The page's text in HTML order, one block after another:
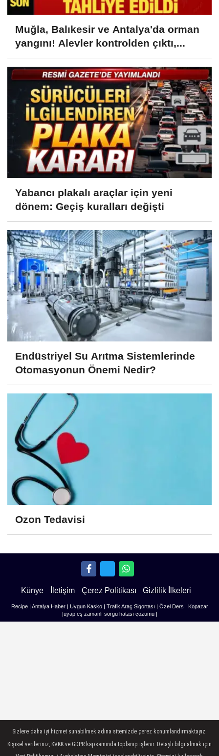
Muğla, Balıkesir ve Antalya'da orman
yangını! Alevler kontrolden çıktı,...
Yabancı plakalı araçlar için yeni
dönem: Geçiş kuralları değişti
Endüstriyel Su Arıtma Sistemlerinde
Otomasyonun Önemi Nedir?
Ozon Tedavisi
Künye İletişim Çerez Politikası Gizlilik İlkeleri
Recipe| Antalya Haber| Uygun Kasko| Trafik Araç Sigortası Özel Ders
Kopazar
uyap eş zamanlı sorgu hatası çözümü|
Sizlere daha iyi hizmet sunabilmek adına sitemizde çerez konumlandırmaktayız.
Kişisel verileriniz, KVKK ve GDPR kapsamında toplanıp işlenir. Detaylı bilgi almak için